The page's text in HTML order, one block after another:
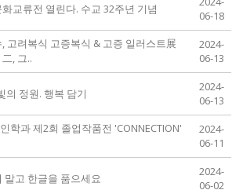
교류전 열린다. 수교 32주년 기념
06-18
고려복식 고증복식 & 고증 일러스트展
, 그..
2024-
06-13
의 정원. 행복 담기
2024-
06-13
학과 제2회 졸업작품전 'CONNECTION'
2024-
06-11
말고 한글을 품으세요
2024-
06-02